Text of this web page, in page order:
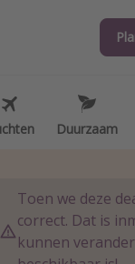
Duurzaam
Duurzaam
Toen we deze
correct. Dat is
kunnen